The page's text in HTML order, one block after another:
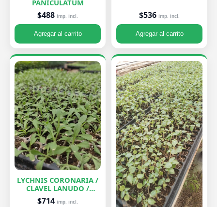
PANICULATUM
$488 imp. incl.
Agregar al carrito
$536 imp. incl.
Agregar al carrito
LYCHNIS CORONARIA /
CLAVEL LANUDO /
ABUELA
$714 imp. incl.